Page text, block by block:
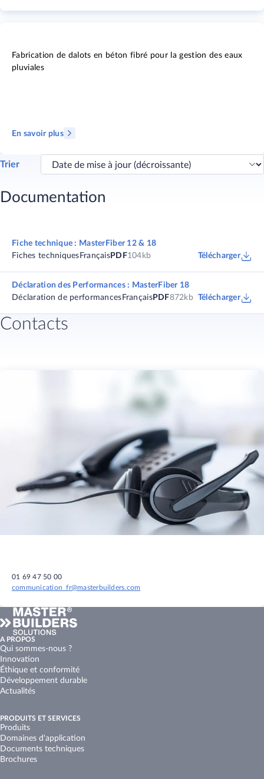
Fabrication de dalots en béton fibré pour la gestion des eaux
pluviales
En savoir plus
Trier
Documentation
Fiche technique : MasterFiber 12 & 18
Fiches techniques Français PDF104kb Télécharger
Déclaration des Performances : MasterFiber 18
Déclaration de performances FrançaisPDF872kb Télécharger
Contacts
01 69 47 50 00
communication_fr@masterbuilders.com
A PROPOS
Qui sommes-nous ?
Innovation
Éthique et conformité
Développement durable
Actualités
PRODUITS ET SERVICES
Produits
Domaines d'application
Documents techniques
Brochures